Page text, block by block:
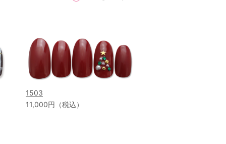
1503
11,000円（税込）